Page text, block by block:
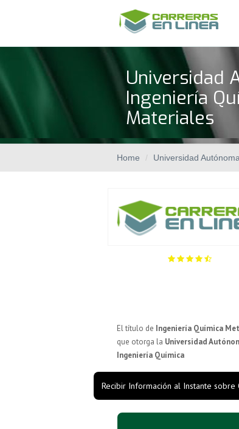
Universidad
Ingeniería
Materiales
Home Universidad
El título de Ingeniería Química
que otorga la Universidad
Ingeniería Química
Recibir Información al Instante sobre